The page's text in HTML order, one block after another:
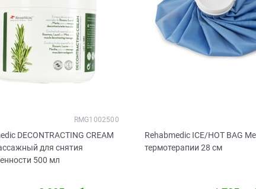
DECONTRACTING CREAM
для снятия
500 мл
RMG1002500
Rehabmedic ICE/HOT BAG
термотерапии 28 см